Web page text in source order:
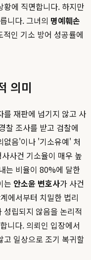
황에 직면합니다. 하지만
니다. 그녀의 명예훼손
인 기소 방어 성공률에
의미
재판에 넘기지 않고 사
찰 조사를 받고 검찰에
없음'이나 '기소유예' 처
사건 기소율이 매우 높
는 비율이 80%에 달한
는 안소윤 변호사가 사건
에서부터 치밀한 법리
립되지 않음을 논리적
니다. 의뢰인 입장에서
고 일상으로 조기 복귀할